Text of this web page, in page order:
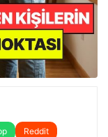
Reddit